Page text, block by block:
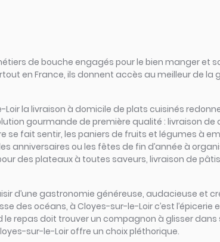
de bouche engagés pour le bien manger et
en France, ils donnent accès au meilleur de
la livraison à domicile de plats cuisinés
gourmande de première qualité : livraison
fait sentir, les paniers de fruits et légumes à
anniversaires ou les fêtes de fin d’année à
des plateaux à toutes saveurs, livraison de
d’une gastronomie généreuse, audacieuse et
océans, à Cloyes-sur-le-Loir c’est l’épicerie
repas doit trouver un compagnon à glisser dans
sur-le-Loir offre un choix pléthorique.